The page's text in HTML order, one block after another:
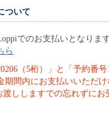
ついて
でのお支払いとなりま
ら
（5桁）」と「予約番
間内にお支払いいただ
ししますでの忘れずにお